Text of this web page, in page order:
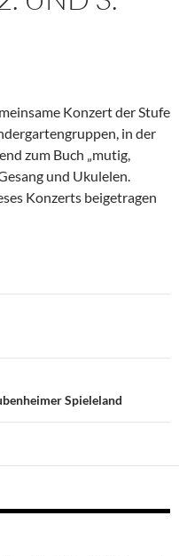
Konzert der Stufe
in der
zum Buch „mutig,
und Ukulelen.
Konzerts beigetragen
Spieleland